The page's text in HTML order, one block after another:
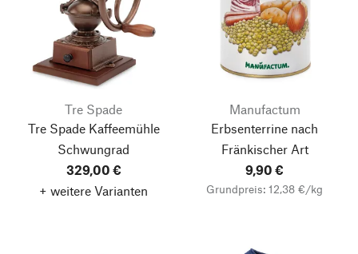
Tre Spade
Tre Spade Kaffeemühle
Schwungrad
329,00 €
+ weitere Varianten
Manufactum
Erbsenterrine nach
Fränkischer Art
9,90 €
Grundpreis: 12,38 €/kg